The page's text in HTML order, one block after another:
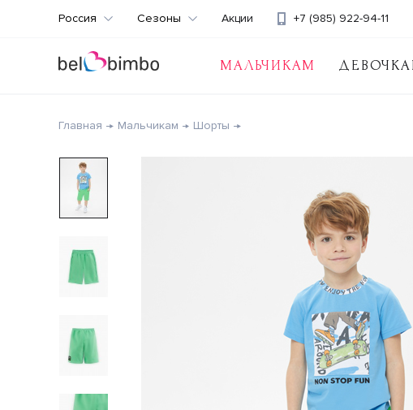
МАЛЬЧИКАМ
+7 (985) 922-94-11
Россия Сезоны Акции
Главная Мальчикам Шорты